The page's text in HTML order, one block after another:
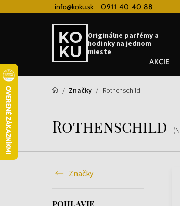
info@koku.sk 0911 40 40 88
Doprava zadarmo pre
Originálne parfémy a
hodinky na jednom
mieste
AKCIE
Značky Rothenschild
Rothenschild
Značky
POHLAVIE